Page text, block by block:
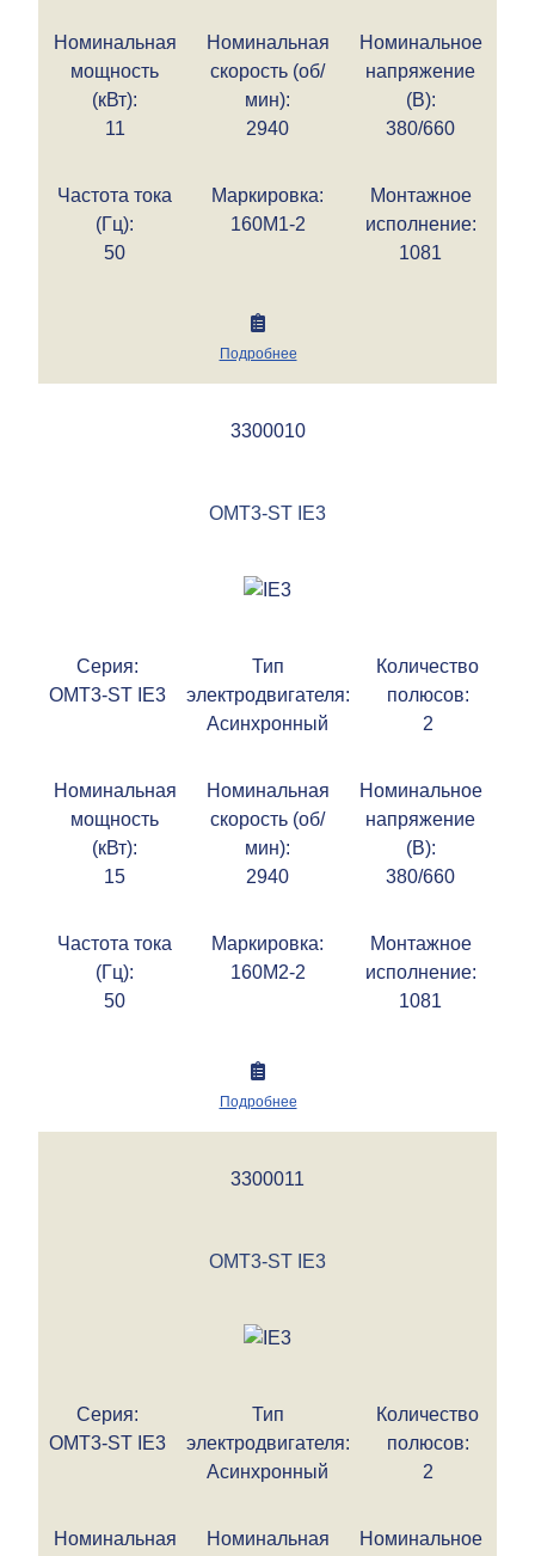
Номинальная
мощность
(кВт):
11
Номинальная
скорость (об/
мин):
2940
Номинальное
напряжение
(В):
380/660
Частота тока
(Гц):
50
Маркировка:
160M1-2
Монтажное
исполнение:
1081
Подробнее
3300010
OMT3-ST IE3
Серия:
OMT3-ST IE3
Тип
электродвигателя:
Асинхронный
Количество
полюсов:
2
Номинальная
мощность
(кВт):
15
Номинальная
скорость (об/
мин):
2940
Номинальное
напряжение
(В):
380/660
Частота тока
(Гц):
50
Маркировка:
160M2-2
Монтажное
исполнение:
1081
Подробнее
3300011
OMT3-ST IE3
Серия:
OMT3-ST IE3
Тип
электродвигателя:
Асинхронный
Количество
полюсов:
2
Номинальная
Номинальная
Номинальное